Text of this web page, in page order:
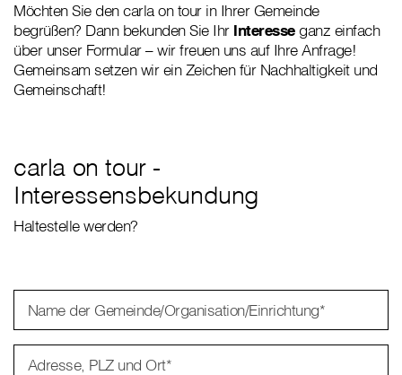
Möchten Sie den carla on tour in Ihrer Gemeinde
begrüßen? Dann bekunden Sie IhrInteresseganz einfach
über unser Formular – wir freuen uns auf Ihre Anfrage!
Gemeinsam setzen wir ein Zeichen für Nachhaltigkeit und
Gemeinschaft!
carla on tour -
Interessensbekundung
Haltestelle werden?
Name der Gemeinde/Organisation/Einrichtung*
Adresse, PLZ und Ort*